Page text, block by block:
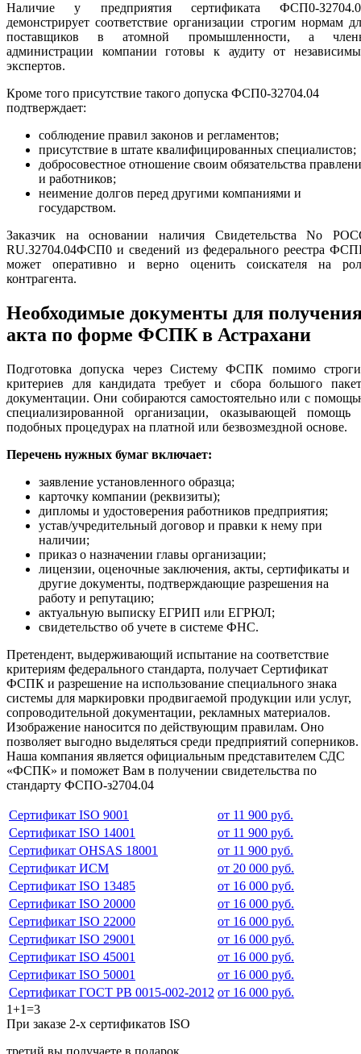
Наличие у предприятия сертификата ФСП0-
демонстрирует соответствие организации строгим нормам
поставщиков в атомной промышленности, а
администрации компании готовы к аудиту от
экспертов.
Кроме того присутствие такого допуска ФСП0-З2704.04
подтверждает:
соблюдение правил законов и регламентов;
присутствие в штате квалифицированных специалистов;
добросовестное отношение своим обязательства
и работников;
неимение долгов перед другими компаниями и
государством.
Заказчик на основании наличия Свидетельства No
RU.З2704.04ФСП0 и сведений из федерального реестра
может оперативно и верно оценить соискателя на
контрагента.
Необходимые документы для
акта по форме ФСПК в Астрахани
Подготовка допуска через Систему ФСПК помимо
критериев для кандидата требует и сбора большого
документации. Они собираются самостоятельно или с
специализированной организации, оказывающей помощь
подобных процедурах на платной или безвозмездной основе.
Перечень нужных бумаг включает:
заявление установленного образца;
карточку компании (реквизиты);
дипломы и удостоверения работников предприятия;
устав/учредительный договор и правки к нему при
наличии;
приказ о назначении главы организации;
лицензии, оценочные заключения, акты, сертификаты и
другие документы, подтверждающие разрешения на
работу и репутацию;
актуальную выписку ЕГРИП или ЕГРЮЛ;
свидетельство об учете в системе ФНС.
Претендент, выдерживающий испытание на соответствие
критериям федерального стандарта, получает Сертификат
ФСПК и разрешение на использование специального знака
системы для маркировки продвигаемой продукции или услуг,
сопроводительной документации, рекламных материалов.
Изображение наносится по действующим правилам. Оно
позволяет выгодно выделяться среди предприятий соперников.
Наша компания является официальным представителем СДС
«ФСПК» и поможет Вам в получении свидетельства по
стандарту ФСПО-з2704.04
Сертификат ISO 9001
от 11 900 руб.
Сертификат ISO 14001
от 11 900 руб.
Сертификат OHSAS 18001
от 11 900 руб.
Сертификат ИСМ
от 20 000 руб.
Сертификат ISO 13485
от 16 000 руб.
Сертификат ISO 20000
от 16 000 руб.
Сертификат ISO 22000
от 16 000 руб.
Сертификат ISO 29001
от 16 000 руб.
Сертификат ISO 45001
от 16 000 руб.
Сертификат ISO 50001
от 16 000 руб.
Сертификат ГОСТ РВ 0015-002-2012 от 16 000 руб.
1+1=3
При заказе 2-х сертификатов ISO
третий вы получаете в подарок